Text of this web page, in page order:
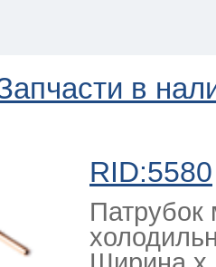
в
RID:5580
Патрубок